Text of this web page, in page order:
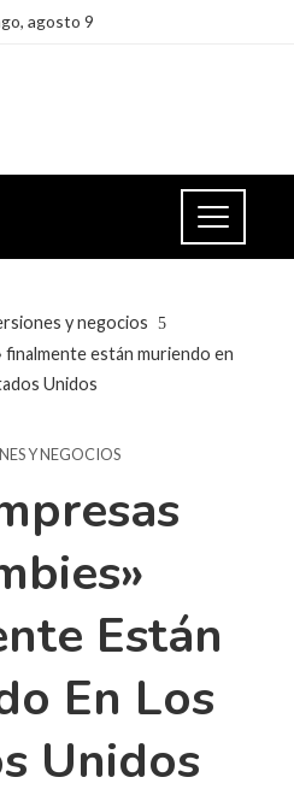
agosto 9
y negocios
finalmente están muriendo en
Unidos
Y NEGOCIOS
Están
En Los
Unidos